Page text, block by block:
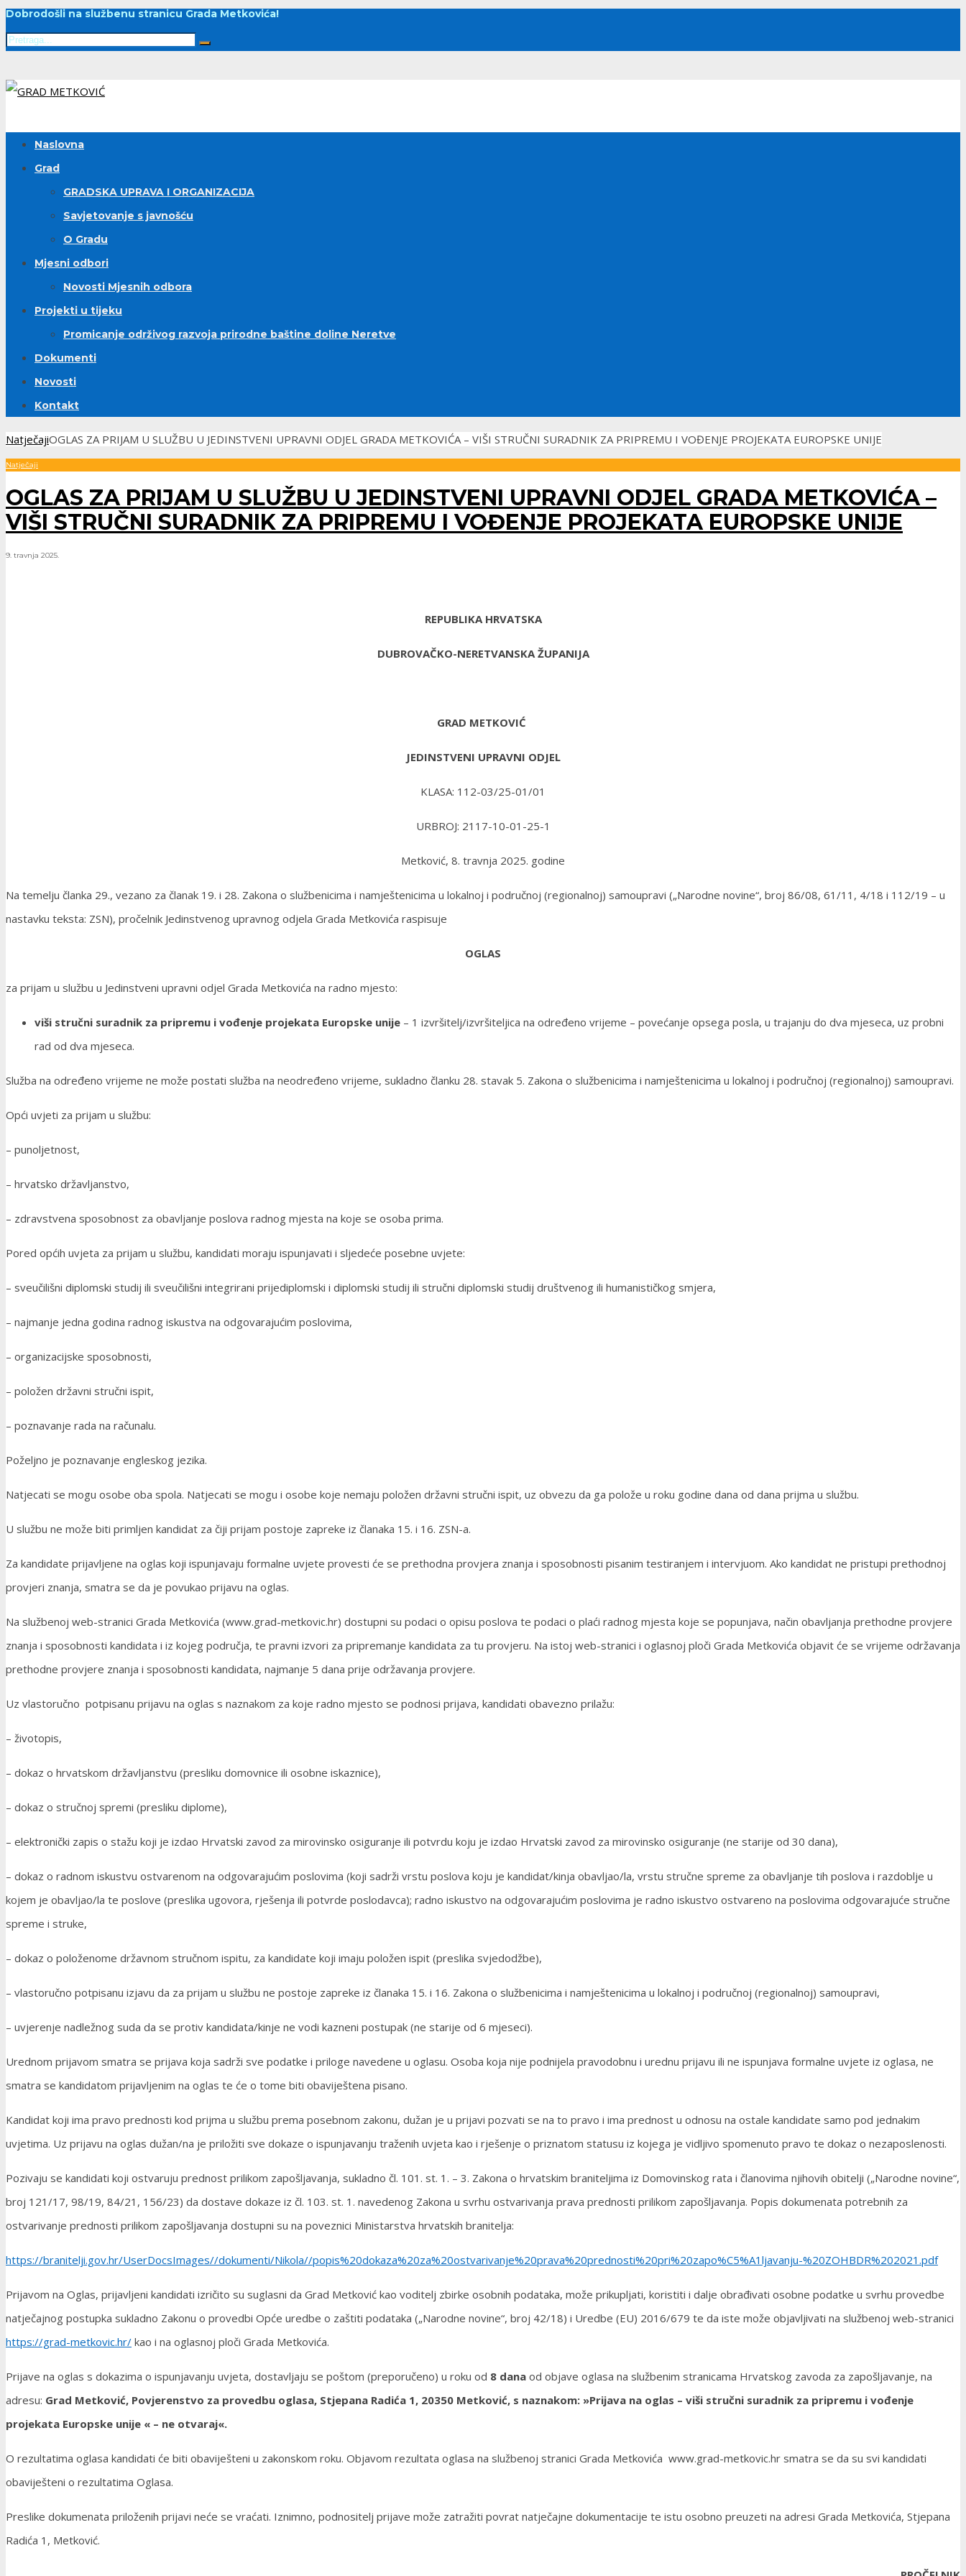
Dobrodošli na službenu stranicu Grada Metkovića!
Naslovna
Grad
GRADSKA UPRAVA I ORGANIZACIJA
Savjetovanje s javnošću
O Gradu
Mjesni odbori
Novosti Mjesnih odbora
Projekti u tijeku
Promicanje održivog razvoja prirodne baštine doline Neretve
Dokumenti
Novosti
Kontakt
NatječajiOGLAS ZA PRIJAM U SLUŽBU U JEDINSTVENI UPRAVNI ODJEL GRADA METKOVIĆA – VIŠI STRUČNI SURADNIK ZA PRIPREMU I VOĐENJE PROJEKATA EUROPSKE UNIJE
Natječaji
OGLAS ZA PRIJAM U SLUŽBU U JEDINSTVENI UPRAVNI ODJEL GRADA METKOVIĆA –
VIŠI STRUČNI SURADNIK ZA PRIPREMU I VOĐENJE PROJEKATA EUROPSKE UNIJE
9. travnja 2025.
REPUBLIKA HRVATSKA
DUBROVAČKO-NERETVANSKA ŽUPANIJA
GRAD METKOVIĆ
JEDINSTVENI UPRAVNI ODJEL
KLASA: 112-03/25-01/01
URBROJ: 2117-10-01-25-1
Metković, 8. travnja 2025. godine
Na temelju članka 29., vezano za članak 19. i 28. Zakona o službenicima i namještenicima u lokalnoj i područnoj (regionalnoj) samoupravi („Narodne novine“, broj 86/08, 61/11, 4/18 i 112/19 – u
nastavku teksta: ZSN), pročelnik Jedinstvenog upravnog odjela Grada Metkovića raspisuje
OGLAS
za prijam u službu u Jedinstveni upravni odjel Grada Metkovića na radno mjesto:
viši stručni suradnik za pripremu i vođenje projekata Europske unije – 1 izvršitelj/izvršiteljica na određeno vrijeme – povećanje opsega posla, u trajanju do dva mjeseca, uz probni
rad od dva mjeseca.
Služba na određeno vrijeme ne može postati služba na neodređeno vrijeme, sukladno članku 28. stavak 5. Zakona o službenicima i namještenicima u lokalnoj i područnoj (regionalnoj) samoupravi.
Opći uvjeti za prijam u službu:
– punoljetnost,
– hrvatsko državljanstvo,
– zdravstvena sposobnost za obavljanje poslova radnog mjesta na koje se osoba prima.
Pored općih uvjeta za prijam u službu, kandidati moraju ispunjavati i sljedeće posebne uvjete:
– sveučilišni diplomski studij ili sveučilišni integrirani prijediplomski i diplomski studij ili stručni diplomski studij društvenog ili humanističkog smjera,
– najmanje jedna godina radnog iskustva na odgovarajućim poslovima,
– organizacijske sposobnosti,
– položen državni stručni ispit,
– poznavanje rada na računalu.
Poželjno je poznavanje engleskog jezika.
Natjecati se mogu osobe oba spola. Natjecati se mogu i osobe koje nemaju položen državni stručni ispit, uz obvezu da ga polože u roku godine dana od dana prijma u službu.
U službu ne može biti primljen kandidat za čiji prijam postoje zapreke iz članaka 15. i 16. ZSN-a.
Za kandidate prijavljene na oglas koji ispunjavaju formalne uvjete provesti će se prethodna provjera znanja i sposobnosti pisanim testiranjem i intervjuom. Ako kandidat ne pristupi prethodnoj
provjeri znanja, smatra se da je povukao prijavu na oglas.
Na službenoj web-stranici Grada Metkovića (www.grad-metkovic.hr) dostupni su podaci o opisu poslova te podaci o plaći radnog mjesta koje se popunjava, način obavljanja prethodne provjere
znanja i sposobnosti kandidata i iz kojeg područja, te pravni izvori za pripremanje kandidata za tu provjeru. Na istoj web-stranici i oglasnoj ploči Grada Metkovića objavit će se vrijeme održavanja
prethodne provjere znanja i sposobnosti kandidata, najmanje 5 dana prije održavanja provjere.
Uz vlastoručno potpisanu prijavu na oglas s naznakom za koje radno mjesto se podnosi prijava, kandidati obavezno prilažu:
– životopis,
– dokaz o hrvatskom državljanstvu (presliku domovnice ili osobne iskaznice),
– dokaz o stručnoj spremi (presliku diplome),
– elektronički zapis o stažu koji je izdao Hrvatski zavod za mirovinsko osiguranje ili potvrdu koju je izdao Hrvatski zavod za mirovinsko osiguranje (ne starije od 30 dana),
– dokaz o radnom iskustvu ostvarenom na odgovarajućim poslovima (koji sadrži vrstu poslova koju je kandidat/kinja obavljao/la, vrstu stručne spreme za obavljanje tih poslova i razdoblje u
kojem je obavljao/la te poslove (preslika ugovora, rješenja ili potvrde poslodavca); radno iskustvo na odgovarajućim poslovima je radno iskustvo ostvareno na poslovima odgovarajuće stručne
spreme i struke,
– dokaz o položenome državnom stručnom ispitu, za kandidate koji imaju položen ispit (preslika svjedodžbe),
– vlastoručno potpisanu izjavu da za prijam u službu ne postoje zapreke iz članaka 15. i 16. Zakona o službenicima i namještenicima u lokalnoj i područnoj (regionalnoj) samoupravi,
– uvjerenje nadležnog suda da se protiv kandidata/kinje ne vodi kazneni postupak (ne starije od 6 mjeseci).
Urednom prijavom smatra se prijava koja sadrži sve podatke i priloge navedene u oglasu. Osoba koja nije podnijela pravodobnu i urednu prijavu ili ne ispunjava formalne uvjete iz oglasa, ne
smatra se kandidatom prijavljenim na oglas te će o tome biti obaviještena pisano.
Kandidat koji ima pravo prednosti kod prijma u službu prema posebnom zakonu, dužan je u prijavi pozvati se na to pravo i ima prednost u odnosu na ostale kandidate samo pod jednakim
uvjetima. Uz prijavu na oglas dužan/na je priložiti sve dokaze o ispunjavanju traženih uvjeta kao i rješenje o priznatom statusu iz kojega je vidljivo spomenuto pravo te dokaz o nezaposlenosti.
Pozivaju se kandidati koji ostvaruju prednost prilikom zapošljavanja, sukladno čl. 101. st. 1. – 3. Zakona o hrvatskim braniteljima iz Domovinskog rata i članovima njihovih obitelji („Narodne novine“,
broj 121/17, 98/19, 84/21, 156/23) da dostave dokaze iz čl. 103. st. 1. navedenog Zakona u svrhu ostvarivanja prava prednosti prilikom zapošljavanja. Popis dokumenata potrebnih za
ostvarivanje prednosti prilikom zapošljavanja dostupni su na poveznici Ministarstva hrvatskih branitelja:
https://branitelji.gov.hr/UserDocsImages//dokumenti/Nikola//popis%20dokaza%20za%20ostvarivanje%20prava%20prednosti%20pri%20zapo%C5%A1ljavanju-%20ZOHBDR%202021.pdf
Prijavom na Oglas, prijavljeni kandidati izričito su suglasni da Grad Metković kao voditelj zbirke osobnih podataka, može prikupljati, koristiti i dalje obrađivati osobne podatke u svrhu provedbe
natječajnog postupka sukladno Zakonu o provedbi Opće uredbe o zaštiti podataka („Narodne novine“, broj 42/18) i Uredbe (EU) 2016/679 te da iste može objavljivati na službenoj web-stranici
https://grad-metkovic.hr/ kao i na oglasnoj ploči Grada Metkovića.
Prijave na oglas s dokazima o ispunjavanju uvjeta, dostavljaju se poštom (preporučeno) u roku od 8 dana od objave oglasa na službenim stranicama Hrvatskog zavoda za zapošljavanje, na
adresu: Grad Metković, Povjerenstvo za provedbu oglasa, Stjepana Radića 1, 20350 Metković, s naznakom: »Prijava na oglas – viši stručni suradnik za pripremu i vođenje
projekata Europske unije « – ne otvaraj«.
O rezultatima oglasa kandidati će biti obaviješteni u zakonskom roku. Objavom rezultata oglasa na službenoj stranici Grada Metkovića www.grad-metkovic.hr smatra se da su svi kandidati
obaviješteni o rezultatima Oglasa.
Preslike dokumenata priloženih prijavi neće se vraćati. Iznimno, podnositelj prijave može zatražiti povrat natječajne dokumentacije te istu osobno preuzeti na adresi Grada Metkovića, Stjepana
Radića 1, Metković.